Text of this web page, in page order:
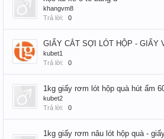
khangvm8
Trả lời:
0
GIẤY CẮT SỢI LÓT HỘP - GIẤY
kubet1
Trả lời:
0
1kg giấy rơm lót hộp quà hút ẩm
kubet2
Trả lời:
0
1kg giấy rơm nâu lót hộp quà -